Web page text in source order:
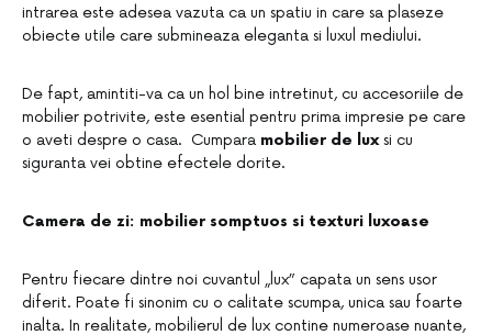
intrarea este adesea vazuta ca un spatiu in care sa plaseze
obiecte utile care submineaza eleganta si luxul mediului.
De fapt, amintiti-va ca un hol bine intretinut, cu accesoriile de
mobilier potrivite, este esential pentru prima impresie pe care
o aveti despre o casa. Cumpara mobilier de luxsi cu
siguranta vei obtine efectele dorite.
Camera de zi: mobilier somptuos si texturi luxoase
Pentru fiecare dintre noi cuvantul „lux” capata un sens usor
diferit. Poate fi sinonim cu o calitate scumpa, unica sau foarte
inalta. In realitate, mobilierul de lux contine numeroase nuante,